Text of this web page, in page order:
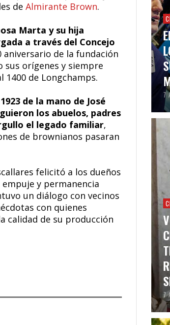
de Almirante Brown.
Marta y su hija
a través del Concejo
de la fundación
sus orígenes y siempre
1400 de Longchamps.
de la mano de José
los abuelos, padres
el legado familiar,
de brownianos pasaran
felicitó a los dueños
y permanencia
un diálogo con vecinos
con quienes
calidad de su producción
7
7